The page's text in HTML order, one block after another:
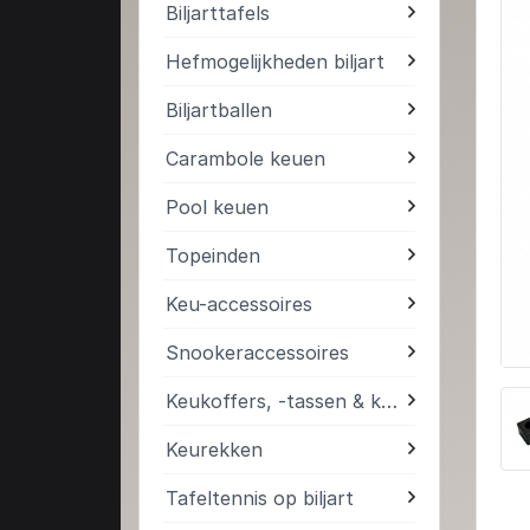
Biljarttafels
Hefmogelijkheden biljart
Biljartballen
Carambole keuen
Pool keuen
Topeinden
Keu-accessoires
Snookeraccessoires
Keukoffers, -tassen & kokers
Keurekken
Tafeltennis op biljart